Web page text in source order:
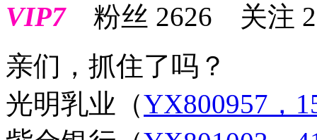
VIP7粉丝 2626 关注
亲们，抓住了吗？
光明乳业 （YX800957，